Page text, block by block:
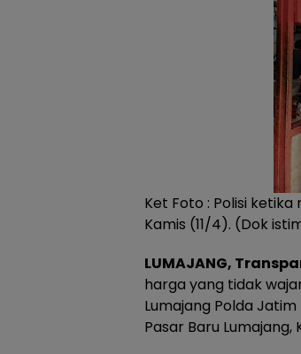
Ket Foto : Polisi
Kamis (11/4). (Dok
LUMAJANG,
harga yang tidak
Lumajang Polda
Pasar Baru Lumajang,